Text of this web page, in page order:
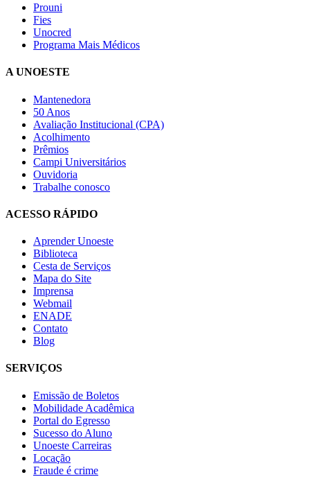
Prouni
Fies
Unocred
Programa Mais Médicos
A UNOESTE
Mantenedora
50 Anos
Avaliação Institucional (CPA)
Acolhimento
Prêmios
Campi Universitários
Ouvidoria
Trabalhe conosco
ACESSO RÁPIDO
Aprender Unoeste
Biblioteca
Cesta de Serviços
Mapa do Site
Imprensa
Webmail
ENADE
Contato
Blog
SERVIÇOS
Emissão de Boletos
Mobilidade Acadêmica
Portal do Egresso
Sucesso do Aluno
Unoeste Carreiras
Locação
Fraude é crime